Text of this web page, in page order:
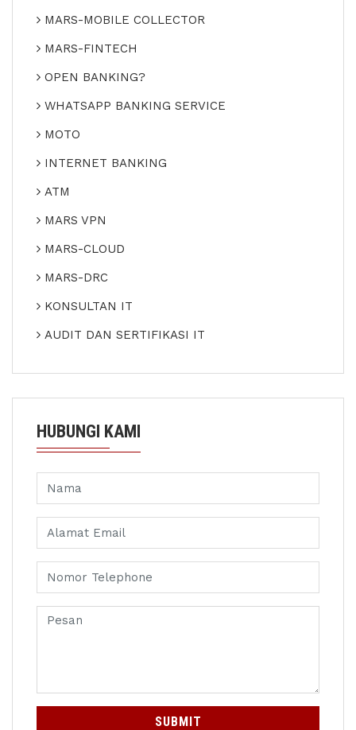
MARS-MOBILE COLLECTOR
MARS-FINTECH
OPEN BANKING?
WHATSAPP BANKING SERVICE
MOTO
INTERNET BANKING
ATM
MARS VPN
MARS-CLOUD
MARS-DRC
KONSULTAN IT
AUDIT DAN SERTIFIKASI IT
HUBUNGI KAMI
SUBMIT